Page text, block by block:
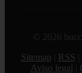
© 2026
Sitemap
RSS
Aviso legal